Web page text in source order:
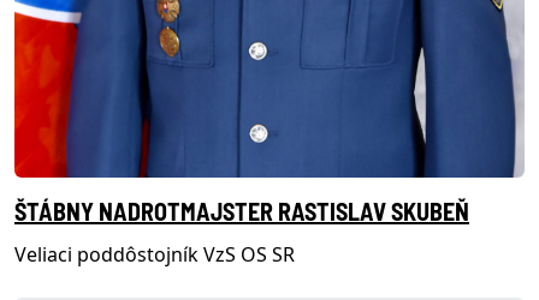
ŠTÁBNY NADROTMAJSTER RASTISLAV SKUBEŇ
Veliaci poddôstojník VzS OS SR